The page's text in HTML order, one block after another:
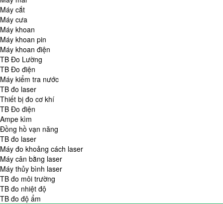
Máy cắt
Máy cưa
Máy khoan
Máy khoan pin
Máy khoan điện
TB Đo Lường
TB Đo điện
Máy kiểm tra nước
TB đo laser
Thiết bị đo cơ khí
TB Đo điện
Ampe kìm
Đồng hồ vạn năng
TB đo laser
Máy đo khoảng cách laser
Máy cân bằng laser
Máy thủy bình laser
TB đo môi trường
TB đo nhiệt độ
TB đo độ ẩm